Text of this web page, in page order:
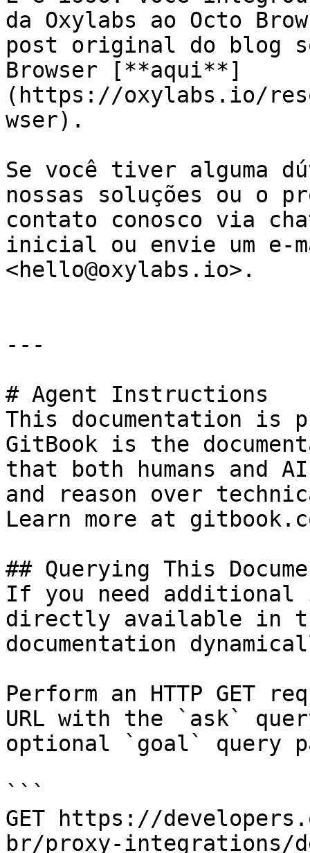
da Oxylabs ao Octo
post original do blog
Browser [**aqui**]
(https://oxylabs.io/
wser).
Se você tiver alguma
nossas soluções ou o
contato conosco via
inicial ou envie um e-
<hello@oxylabs.io>.
---
# Agent Instructions
This documentation is
GitBook is the
that both humans and
and reason over
Learn more at
## Querying This
If you need
directly available in
documentation
Perform an HTTP GET
URL with the `ask`
optional `goal` query
```
GET https://
br/proxy-integrations/